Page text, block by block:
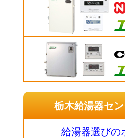
栃木給湯器セ
給湯器選びの